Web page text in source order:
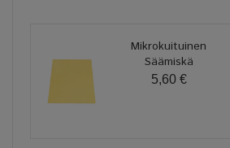
Mikrokuituinen
Säämiskä
5,60 €